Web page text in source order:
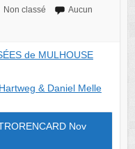
Non classé
Aucun
de MULHOUSE
& Daniel Melle
Nov